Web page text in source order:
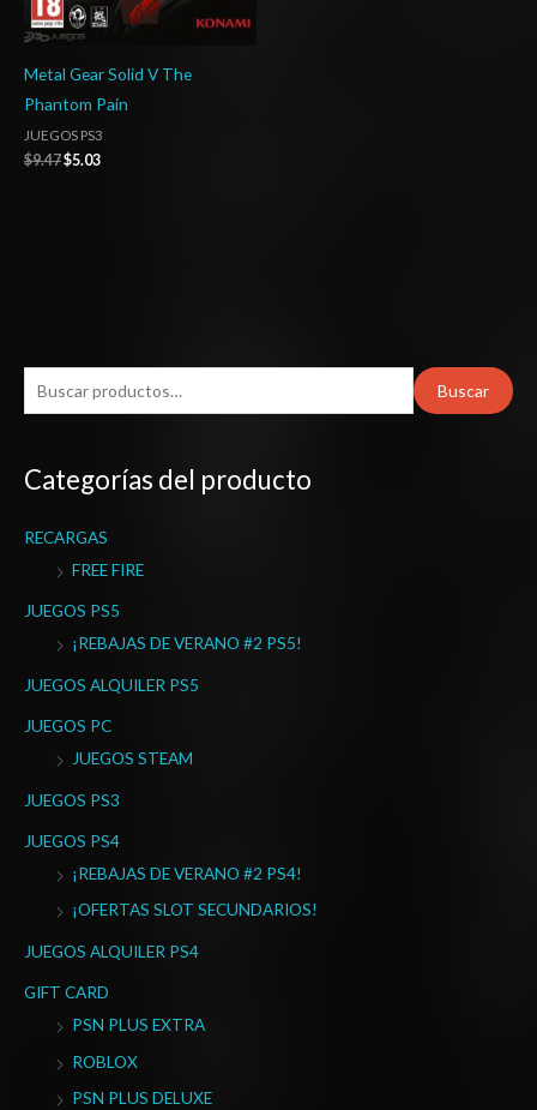
u
c
r
o
Buscar
Categorías del producto
RECARGAS
FREE FIRE
JUEGOS PS5
¡REBAJAS DE VERANO #2 PS5!
JUEGOS ALQUILER PS5
JUEGOS PC
JUEGOS STEAM
JUEGOS PS3
JUEGOS PS4
¡REBAJAS DE VERANO #2 PS4!
¡OFERTAS SLOT SECUNDARIOS!
JUEGOS ALQUILER PS4
GIFT CARD
PSN PLUS EXTRA
ROBLOX
PSN PLUS DELUXE
Metal Gear Solid V The
Phantom Pain
JUEGOS PS3
$9.47$5.03